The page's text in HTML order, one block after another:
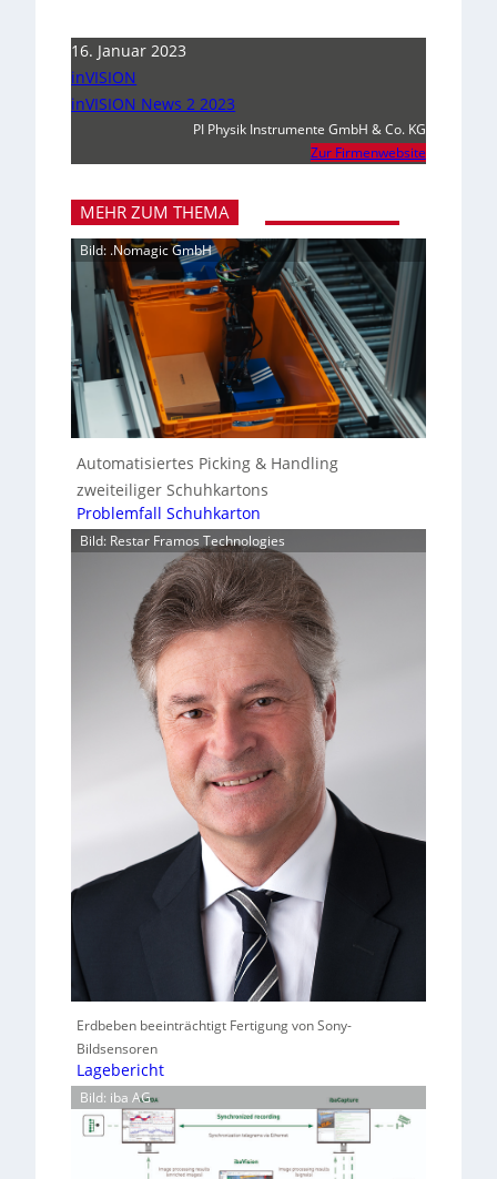
16. Januar 2023
inVISION
inVISION News 2 2023
PI Physik Instrumente GmbH & Co. KG
Zur Firmenwebsite
MEHR ZUM THEMA
Bild: .Nomagic GmbH
Automatisiertes Picking & Handling
zweiteiliger Schuhkartons
Problemfall Schuhkarton
Bild: Restar Framos Technologies
Erdbeben beeinträchtigt Fertigung von Sony-
Bildsensoren
Lagebericht
Bild: iba AG